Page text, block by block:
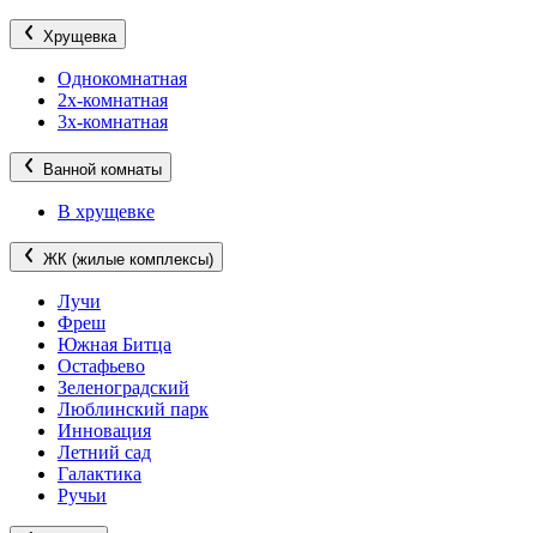
Хрущевка
Однокомнатная
2х-комнатная
3х-комнатная
Ванной комнаты
В хрущевке
ЖК (жилые комплексы)
Лучи
Фреш
Южная Битца
Остафьево
Зеленоградский
Люблинский парк
Инновация
Летний сад
Галактика
Ручьи